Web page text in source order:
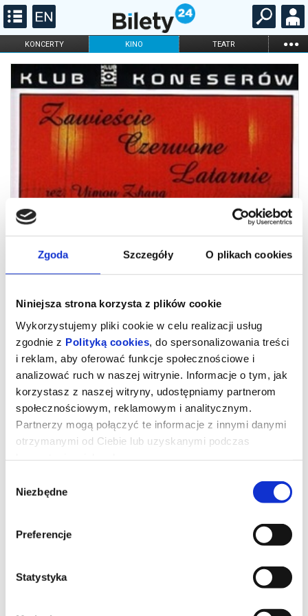
Zgoda Szczegóły O plikach cookies
Niniejsza strona korzysta z plików cookie
Wykorzystujemy pliki cookie w celu realizacji usług
zgodnie z Polityką cookies , do spersonalizowania treści
i reklam, aby oferować funkcje społecznościowe i
analizować ruch w naszej witrynie. Informacje o tym, jak
korzystasz z naszej witryny, udostępniamy partnerom
społecznościowym, reklamowym i analitycznym.
Partnerzy mogą połączyć te informacje z innymi danymi
otrzymanymi od Ciebie lub uzyskanymi podczas
zgody
Niezbędne
Preferencje
Statystyka
KONCERTY KINO TEATR ...
FILHARMONIA OPERA I BALET
DLA DZIECI
ONLINE KARNETY
ZAWIEŚCIE CZERWONE LATARNIE 2D
napisy
Niemająca perspektyw na ukończenie szkoły nastoletnia Songlian
*******